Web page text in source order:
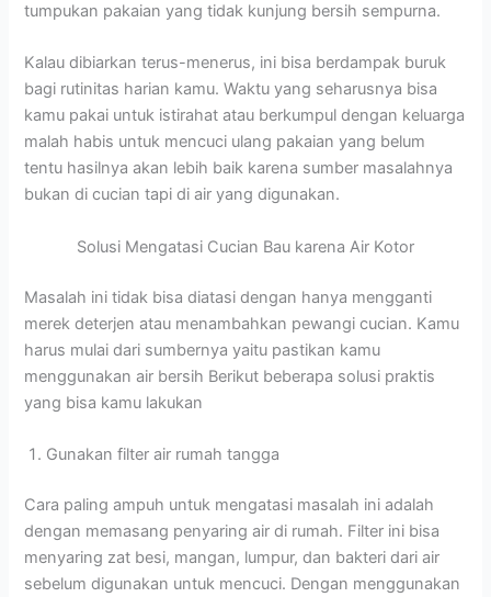
tumpukan pakaian yang tidak kunjung bersih sempurna.
Kalau dibiarkan terus-menerus, ini bisa berdampak buruk
bagi rutinitas harian kamu. Waktu yang seharusnya bisa
kamu pakai untuk istirahat atau berkumpul dengan keluarga
malah habis untuk mencuci ulang pakaian yang belum
tentu hasilnya akan lebih baik karena sumber masalahnya
bukan di cucian tapi di air yang digunakan.
Solusi Mengatasi Cucian Bau karena Air Kotor
Masalah ini tidak bisa diatasi dengan hanya mengganti
merek deterjen atau menambahkan pewangi cucian. Kamu
harus mulai dari sumbernya yaitu pastikan kamu
menggunakan air bersih Berikut beberapa solusi praktis
yang bisa kamu lakukan
Gunakan filter air rumah tangga
Cara paling ampuh untuk mengatasi masalah ini adalah
dengan memasang penyaring air di rumah. Filter ini bisa
menyaring zat besi, mangan, lumpur, dan bakteri dari air
sebelum digunakan untuk mencuci. Dengan menggunakan